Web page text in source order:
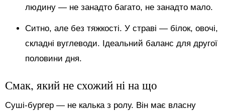
людину — не занадто багато, не занадто мало.
Ситно, але без тяжкості. У страві — білок, овочі,
складні вуглеводи. Ідеальний баланс для другої
половини дня.
Смак, який не схожий ні на що
Суші-бургер — не калька з ролу. Він має власну